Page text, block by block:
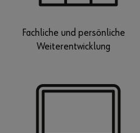
Fachliche und persönliche
Weiterentwicklung